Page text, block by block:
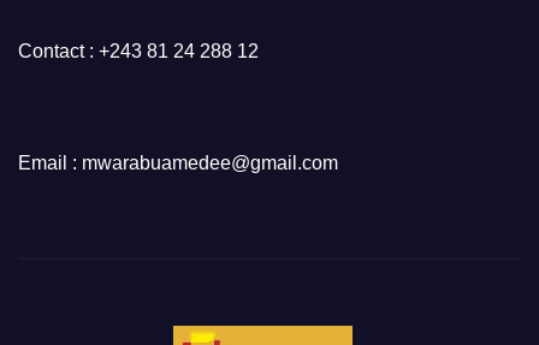
Contact : +243 81 24 288 12
Email : mwarabuamedee@gmail.com